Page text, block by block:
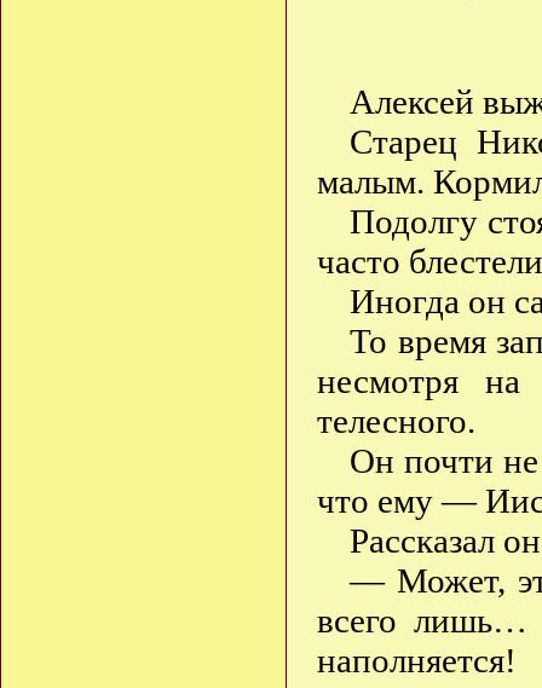
Алексей
Старец
малым.
Подолгу
часто
Иногда он
То время
несмотря на
телесного.
Он почти
что ему —
Рассказал
— Может,
всего лишь…
наполняется!